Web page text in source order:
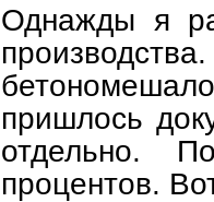
Однажды я
пришлось
отдельно.
процентов.